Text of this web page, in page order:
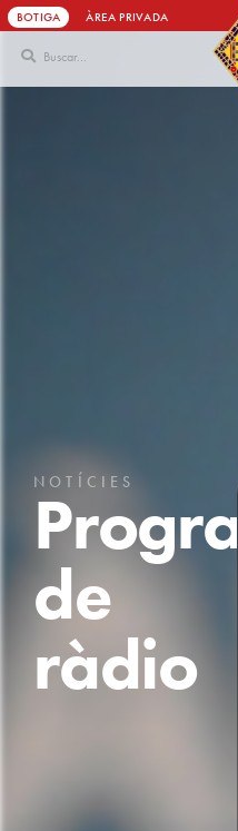
Vés
al
BOTIGA ÀREA PRIVADA
NOTÍCIES
Progra
de
ràdio